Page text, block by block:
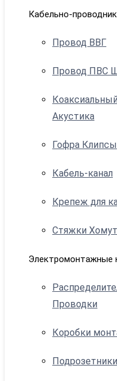
Кабельно-
Провод ВВГ
Провод ПВС
Акустика
Гофра Клипсы
Кабель-канал
Крепеж для
Стяжки
Электромонтажные
Проводки
Коробки